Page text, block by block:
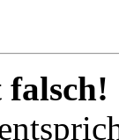
falsch!